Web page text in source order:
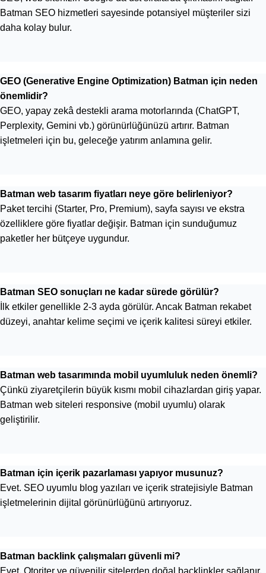
Batman SEO hizmetleri sayesinde potansiyel müşteriler sizi
daha kolay bulur.
GEO (Generative Engine Optimization) Batman için neden
önemlidir?
GEO, yapay zekâ destekli arama motorlarında (ChatGPT,
Perplexity, Gemini vb.) görünürlüğünüzü artırır. Batman
işletmeleri için bu, geleceğe yatırım anlamına gelir.
Batman web tasarım fiyatları neye göre belirleniyor?
Paket tercihi (Starter, Pro, Premium), sayfa sayısı ve ekstra
özelliklere göre fiyatlar değişir. Batman için sunduğumuz
paketler her bütçeye uygundur.
Batman SEO sonuçları ne kadar sürede görülür?
İlk etkiler genellikle 2-3 ayda görülür. Ancak Batman rekabet
düzeyi, anahtar kelime seçimi ve içerik kalitesi süreyi etkiler.
Batman web tasarımında mobil uyumluluk neden önemli?
Çünkü ziyaretçilerin büyük kısmı mobil cihazlardan giriş yapar.
Batman web siteleri responsive (mobil uyumlu) olarak
geliştirilir.
Batman için içerik pazarlaması yapıyor musunuz?
Evet. SEO uyumlu blog yazıları ve içerik stratejisiyle Batman
işletmelerinin dijital görünürlüğünü artırıyoruz.
Batman backlink çalışmaları güvenli mi?
Evet. Otoriter ve güvenilir sitelerden doğal backlinkler sağlanır.